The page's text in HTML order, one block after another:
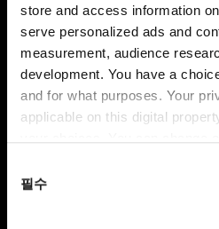
store and access information
serve personalized ads and
measurement, audience
development. You have a
and for what purposes. Your
applicable on this digital
the Privacy trigger icon.
선택
필수
크로스 진행도 사용 방법
사용 가능한 저장 슬롯
지역 제한*이 있는 게임
저장할 수 없습니다
Xbox One에서 Xbox
크로스 진행도를 이용해